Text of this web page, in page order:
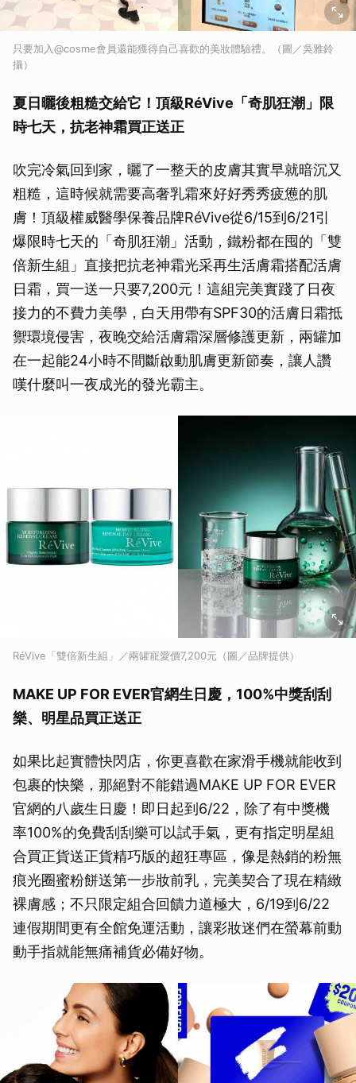
只要加入@cosme會員還能獲得自己喜歡的美妝體驗禮。（圖／吳雅鈴
攝）
夏日曬後粗糙交給它！頂級RéVive「奇肌狂潮」限
時七天，抗老神霜買正送正
吹完冷氣回到家，曬了一整天的皮膚其實早就暗沉又
粗糙，這時候就需要高奢乳霜來好好秀秀疲憊的肌
膚！頂級權威醫學保養品牌RéVive從6/15到6/21引
爆限時七天的「奇肌狂潮」活動，鐵粉都在囤的「雙
倍新生組」直接把抗老神霜光采再生活膚霜搭配活膚
日霜，買一送一只要7,200元！這組完美實踐了日夜
接力的不費力美學，白天用帶有SPF30的活膚日霜抵
禦環境侵害，夜晚交給活膚霜深層修護更新，兩罐加
在一起能24小時不間斷啟動肌膚更新節奏，讓人讚
嘆什麼叫一夜成光的發光霸主。
RéVive「雙倍新生組」／兩罐寵愛價7,200元（圖／品牌提供）
MAKE UP FOR EVER官網生日慶，100%中獎刮刮
樂、明星品買正送正
如果比起實體快閃店，你更喜歡在家滑手機就能收到
包裹的快樂，那絕對不能錯過MAKE UP FOR EVER
官網的八歲生日慶！即日起到6/22，除了有中獎機
率100%的免費刮刮樂可以試手氣，更有指定明星組
合買正貨送正貨精巧版的超狂專區，像是熱銷的粉無
痕光圈蜜粉餅送第一步妝前乳，完美契合了現在精緻
裸膚感；不只限定組合回饋力道極大，6/19到6/22
連假期間更有全館免運活動，讓彩妝迷們在螢幕前動
動手指就能無痛補貨必備好物。